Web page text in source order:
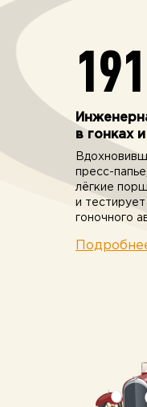
в гонках
пресс-
лёгкие
и
гоночного